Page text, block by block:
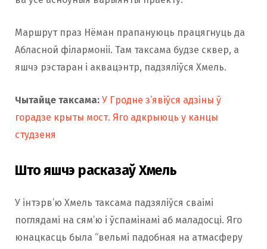
Маршрут праз Нёман прапануюць працягнуць да
Абласной філармоніі. Там таксама будзе сквер, а
яшчэ рэстаран і аквацэнтр, падзяліўся Хмель.
Чытайце таксама: У Гродне з’явіўся адзіны ў
горадзе крыты мост. Яго адкрыюць у канцы
студзеня
Што яшчэ расказаў Хмель
У інтэрв’ю Хмель таксама падзяліўся сваімі
поглядамі на сям’ю і ўспамінамі аб маладосці. Яго
юнацкасць была “вельмі падобная на атмасферу